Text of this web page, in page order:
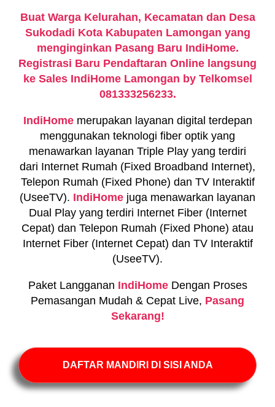
Buat Warga Kelurahan, Kecamatan dan Desa
Sukodadi Kota Kabupaten Lamongan yang
menginginkan Pasang Baru IndiHome.
Registrasi Baru Pendaftaran Online langsung
ke Sales IndiHome Lamongan by Telkomsel
081333256233.
IndiHomemerupakan layanan digital terdepan
menggunakan teknologi fiber optik yang
menawarkan layanan Triple Play yang terdiri
dari Internet Rumah (Fixed Broadband Internet),
Telepon Rumah (Fixed Phone) dan TV Interaktif
(UseeTV). IndiHome juga menawarkan layanan
Dual Play yang terdiri Internet Fiber (Internet
Cepat) dan Telepon Rumah (Fixed Phone) atau
Internet Fiber (Internet Cepat) dan TV Interaktif
(UseeTV).
Paket Langganan IndiHomeDengan Proses
Pemasangan Mudah & Cepat Live, Pasang
Sekarang!
DAFTAR MANDIRI DI SISI ANDA